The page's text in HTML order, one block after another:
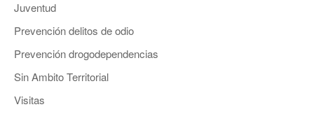
Juventud
Prevención delitos de odio
Prevención drogodependencias
Sin Ambito Territorial
Visitas